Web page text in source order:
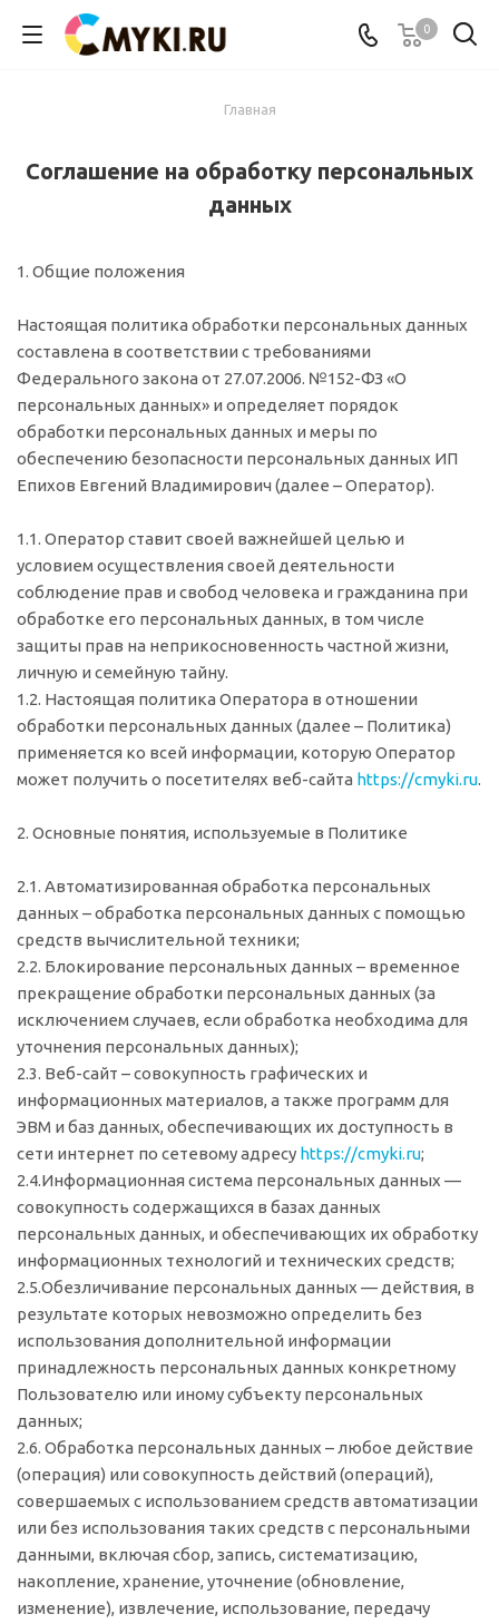
0
Главная
Соглашение на обработку персональных
данных
1. Общие положения
Настоящая политика обработки персональных данных
составлена в соответствии с требованиями
Федерального закона от 27.07.2006. №152-ФЗ «О
персональных данных» и определяет порядок
обработки персональных данных и меры по
обеспечению безопасности персональных данных ИП
Епихов Евгений Владимирович (далее – Оператор).
1.1. Оператор ставит своей важнейшей целью и
условием осуществления своей деятельности
соблюдение прав и свобод человека и гражданина при
обработке его персональных данных, в том числе
защиты прав на неприкосновенность частной жизни,
личную и семейную тайну.
1.2. Настоящая политика Оператора в отношении
обработки персональных данных (далее – Политика)
применяется ко всей информации, которую Оператор
может получить о посетителях веб-сайта https://cmyki.ru.
2. Основные понятия, используемые в Политике
2.1. Автоматизированная обработка персональных
данных – обработка персональных данных с помощью
средств вычислительной техники;
2.2. Блокирование персональных данных – временное
прекращение обработки персональных данных (за
исключением случаев, если обработка необходима для
уточнения персональных данных);
2.3. Веб-сайт – совокупность графических и
информационных материалов, а также программ для
ЭВМ и баз данных, обеспечивающих их доступность в
сети интернет по сетевому адресу https://cmyki.ru;
2.4.Информационная система персональных данных —
совокупность содержащихся в базах данных
персональных данных, и обеспечивающих их обработку
информационных технологий и технических средств;
2.5.Обезличивание персональных данных — действия, в
результате которых невозможно определить без
использования дополнительной информации
принадлежность персональных данных конкретному
Пользователю или иному субъекту персональных
данных;
2.6. Обработка персональных данных – любое действие
(операция) или совокупность действий (операций),
совершаемых с использованием средств автоматизации
или без использования таких средств с персональными
данными, включая сбор, запись, систематизацию,
накопление, хранение, уточнение (обновление,
изменение), извлечение, использование, передачу